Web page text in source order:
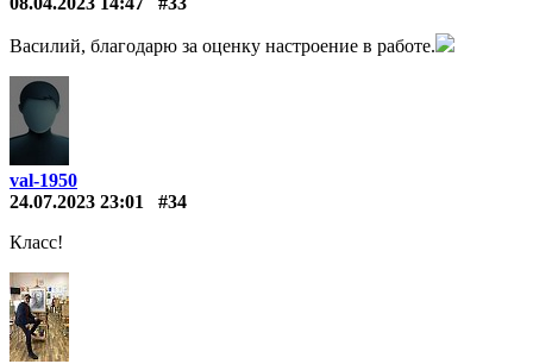
Василий, благодарю за оценку настроение в работе.
val-1950
24.07.2023 23:01
#34
Класс!